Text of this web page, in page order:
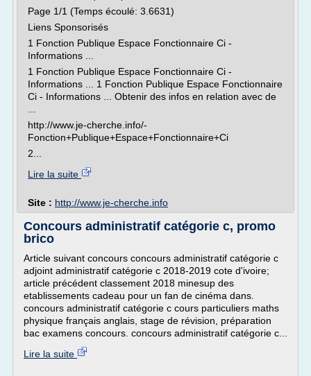
Page 1/1 (Temps écoulé: 3.6631)
Liens Sponsorisés
1 Fonction Publique Espace Fonctionnaire Ci -
Informations ...
1 Fonction Publique Espace Fonctionnaire Ci -
Informations ... 1 Fonction Publique Espace Fonctionnaire
Ci - Informations ... Obtenir des infos en relation avec de
http://www.je-cherche.info/-
Fonction+Publique+Espace+Fonctionnaire+Ci
2...
Lire la suite
Site : http://www.je-cherche.info
Concours administratif catégorie c, promo
brico
Article suivant concours concours administratif catégorie c
adjoint administratif catégorie c 2018-2019 cote d'ivoire;
article précédent classement 2018 minesup des
etablissements cadeau pour un fan de cinéma dans.
concours administratif catégorie c cours particuliers maths
physique français anglais, stage de révision, préparation
bac examens concours. concours administratif catégorie c...
Lire la suite